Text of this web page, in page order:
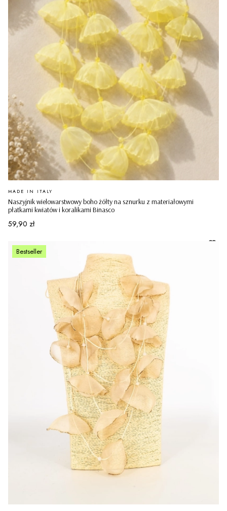
Naszyjnik wielowarstwowy boho żółty na sznurku z materiałowymi
płatkami kwiatów i koralikami Binasco
PRODUCENT
MADE IN ITALY
Cena
59,90 zł
Bestseller